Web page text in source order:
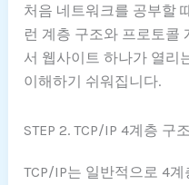
처음 네트워크를 공부할
런 계층 구조와 프로토콜
서 웹사이트 하나가 열리
이해하기 쉬워집니다.
STEP 2. TCP/IP 4계층 구
TCP/IP는 일반적으로 4